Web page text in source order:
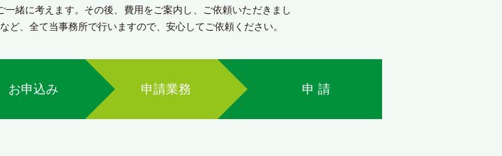
緒に考えます。その後、費用をご案内し、ご依頼いただきまし
ど、全て当事務所で行いますので、安心してご依頼ください。
お申込み 申請業務 申 請